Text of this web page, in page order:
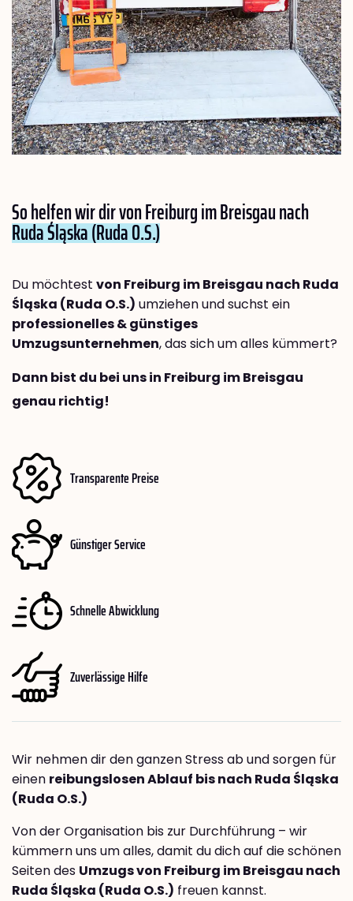
So helfen wir dir von Freiburg im Breisgau nach
Ruda Śląska (Ruda O.S.)
Du möchtest von Freiburg im Breisgau nach Ruda
Śląska (Ruda O.S.) umziehen und suchst ein
professionelles & günstiges
Umzugsunternehmen, das sich um alles kümmert?
Dann bist du bei uns in Freiburg im Breisgau
genau richtig!
Transparente Preise
Günstiger Service
Schnelle Abwicklung
Zuverlässige Hilfe
Wir nehmen dir den ganzen Stress ab und sorgen für
einen reibungslosen Ablauf bis nach Ruda Śląska
(Ruda O.S.)
Von der Organisation bis zur Durchführung – wir
kümmern uns um alles, damit du dich auf die schönen
Seiten des Umzugs von Freiburg im Breisgau nach
Ruda Śląska (Ruda O.S.) freuen kannst.